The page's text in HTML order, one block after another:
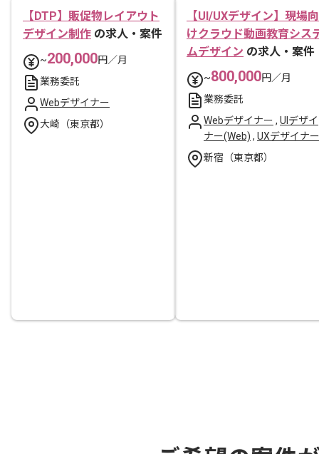
【DTP】販促物レイアウト
デザイン制作 の求人・案件
~200,000円／月
業務委託
Webデザイナー
大崎（東京都）
【UI/UXデザイン】現場向
けクラウド動画教育シス
ムデザイン の求人・案件
~800,000円／月
業務委託
Webデザイナー , UIデザイ
ナー(Web) , UXデザイナー
新宿（東京都）